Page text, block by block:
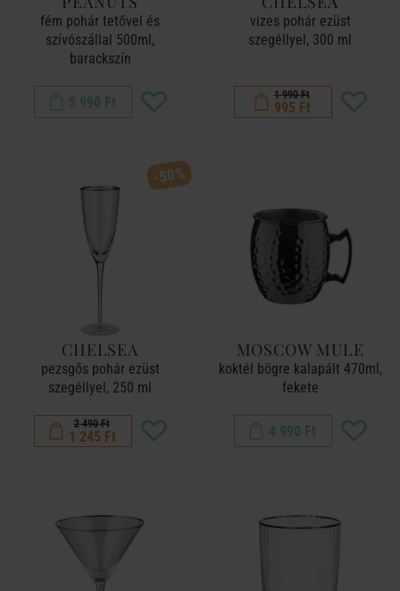
fém pohár tetővel és
szívószállal 500ml,
barackszín
5 990 Ft
vizes pohár ezüst
szegéllyel, 300 ml
1 990 Ft
995 Ft
-50%
CHELSEA
pezsgős pohár ezüst
szegéllyel, 250 ml
2 490 Ft
1 245 Ft
MOSCOW MULE
koktél bögre kalapált 470ml,
fekete
4 990 Ft